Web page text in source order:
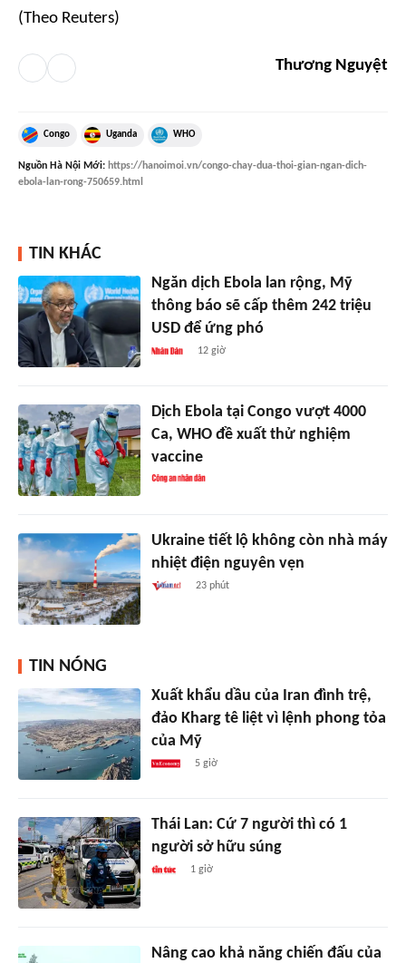
(Theo Reuters)
Thương Nguyệt
Congo Uganda WHO
Nguồn Hà Nội Mới: https://hanoimoi.vn/congo-chay-dua-thoi-gian-ngan-dich-
ebola-lan-rong-750659.html
TIN KHÁC
Ngăn dịch Ebola lan rộng, Mỹ
thông báo sẽ cấp thêm 242 triệu
USD để ứng phó
12 giờ
Dịch Ebola tại Congo vượt 4000
Ca, WHO đề xuất thử nghiệm
vaccine
Ukraine tiết lộ không còn nhà máy
nhiệt điện nguyên vẹn
23 phút
TIN NÓNG
Xuất khẩu dầu của Iran đình trệ,
đảo Kharg tê liệt vì lệnh phong tỏa
của Mỹ
5 giờ
Thái Lan: Cứ 7 người thì có 1
người sở hữu súng
1 giờ
Nâng cao khả năng chiến đấu của